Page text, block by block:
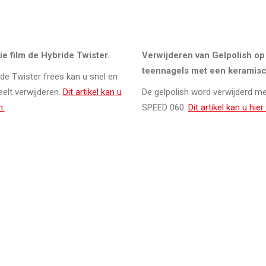
film de Hybride Twister.
Twister frees kan u snel en
verwijderen. Dit artikel kan u
Verwijderen van Gelpolish
teennagels met een
De gelpolish word verwijderd
SPEED 060. Dit artikel kan u